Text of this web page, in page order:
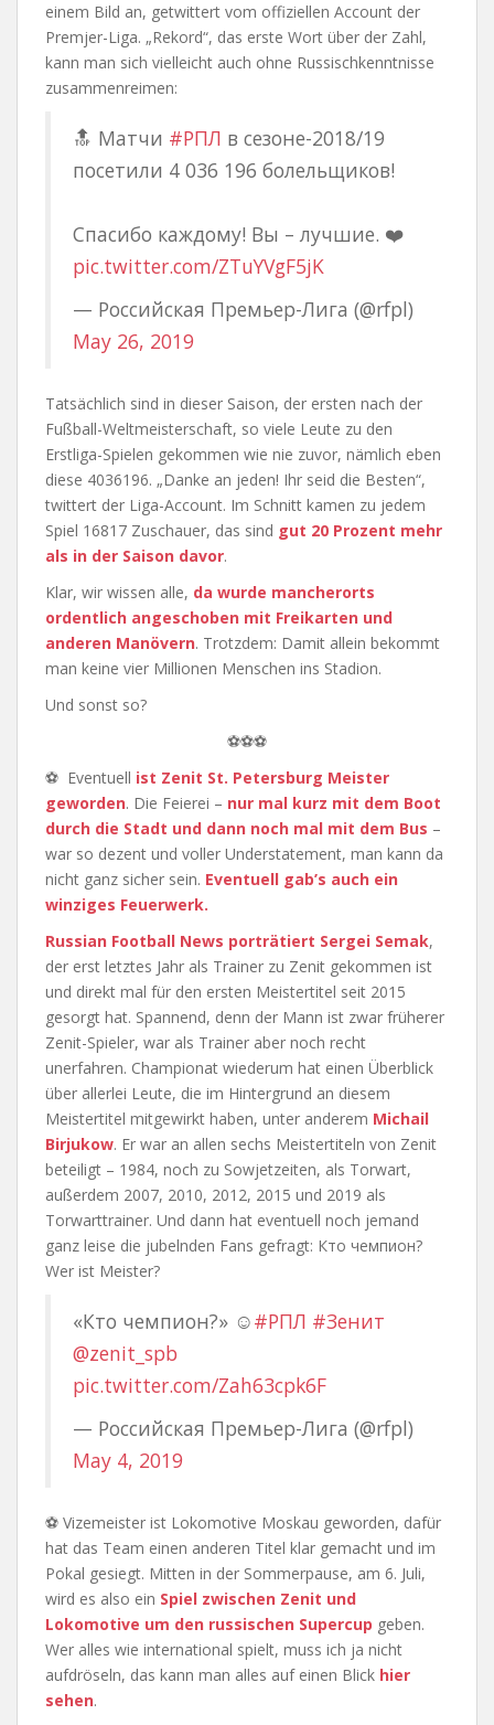
einem Bild an, getwittert vom offiziellen Account der
Premjer-Liga. „Rekord“, das erste Wort über der Zahl,
kann man sich vielleicht auch ohne Russischkenntnisse
zusammenreimen:
🔝 Матчи #РПЛ в сезоне-2018/19
посетили 4 036 196 болельщиков!
Спасибо каждому! Вы – лучшие. ❤️
pic.twitter.com/ZTuYVgF5jK
— Российская Премьер-Лига (@rfpl)
May 26, 2019
Tatsächlich sind in dieser Saison, der ersten nach der
Fußball-Weltmeisterschaft, so viele Leute zu den
Erstliga-Spielen gekommen wie nie zuvor, nämlich eben
diese 4036196. „Danke an jeden! Ihr seid die Besten“,
twittert der Liga-Account. Im Schnitt kamen zu jedem
Spiel 16817 Zuschauer, das sind gut 20 Prozent mehr
als in der Saison davor.
Klar, wir wissen alle, da wurde mancherorts
ordentlich angeschoben mit Freikarten und
anderen Manövern. Trotzdem: Damit allein bekommt
man keine vier Millionen Menschen ins Stadion.
Und sonst so?
⚽⚽⚽
⚽ Eventuell ist Zenit St. Petersburg Meister
geworden. Die Feierei – nur mal kurz mit dem Boot
durch die Stadt und dann noch mal mit dem Bus –
war so dezent und voller Understatement, man kann da
nicht ganz sicher sein. Eventuell gab’s auch ein
winziges Feuerwerk.
Russian Football News porträtiert Sergei Semak,
der erst letztes Jahr als Trainer zu Zenit gekommen ist
und direkt mal für den ersten Meistertitel seit 2015
gesorgt hat. Spannend, denn der Mann ist zwar früherer
Zenit-Spieler, war als Trainer aber noch recht
unerfahren. Championat wiederum hat einen Überblick
über allerlei Leute, die im Hintergrund an diesem
Meistertitel mitgewirkt haben, unter anderem Michail
Birjukow. Er war an allen sechs Meistertiteln von Zenit
beteiligt – 1984, noch zu Sowjetzeiten, als Torwart,
außerdem 2007, 2010, 2012, 2015 und 2019 als
Torwarttrainer. Und dann hat eventuell noch jemand
ganz leise die jubelnden Fans gefragt: Кто чемпион?
Wer ist Meister?
«Кто чемпион?» ☺️#РПЛ #Зенит
@zenit_spb
pic.twitter.com/Zah63cpk6F
— Российская Премьер-Лига (@rfpl)
May 4, 2019
⚽ Vizemeister ist Lokomotive Moskau geworden, dafür
hat das Team einen anderen Titel klar gemacht und im
Pokal gesiegt. Mitten in der Sommerpause, am 6. Juli,
wird es also ein Spiel zwischen Zenit und
Lokomotive um den russischen Supercup geben.
Wer alles wie international spielt, muss ich ja nicht
aufdröseln, das kann man alles auf einen Blick hier
sehen.